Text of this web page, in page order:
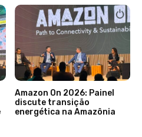
Amazon On 2026: Painel
discute transição
energética na Amazônia